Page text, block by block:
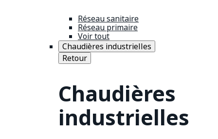
Réseau sanitaire
Réseau primaire
Voir tout
Chaudières industrielles
Retour
Chaudières
industrielles